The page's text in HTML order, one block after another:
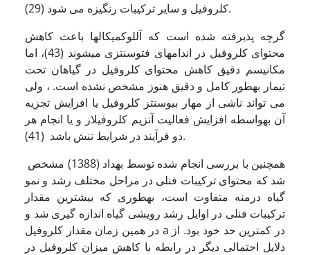
کلروفیل و سایر ترکیبات رنگیزه می شود (29).
گرچه پذیرفته شده است که آللوکمیکال­ها باعث کاهش
محتوای کلروفیل در اندام­های فتوسنتزی می­شوند (43)، اما
مکانیسم دقیق کاهش محتوای کلروفیل در گیاهان تحت
تیمار به­طور کامل و دقیق هنوز مشخص نشده است. ، ولی
می تواند ناشی از مهار بیوسنتز کلروفیل یا افزایش تجزیه
آن به­واسطه افزایش فعالیت آنزیم کلروفیلاز و یا انجام هر
دو فرآیند در شرایط تنش باشد (41).
هم­چنین با بررسی انجام شده توسط بهداد (1388) مشخص
شد که محتوای ترکیبات فنلی در مراحل مختلف رشد و نمو
گیاه درمنه متفاوت است، به­طوری که بیش­ترین مقدار
ترکیبات فنلی در اوایل رشد رویشی گیاه اندازه گیری شد و
در همین زمان مقدار کلروفیل a در کم­ترین حد خود بود. از
دلایل احتمالی دیگر در رابطه با کاهش میزان کلروفیل در